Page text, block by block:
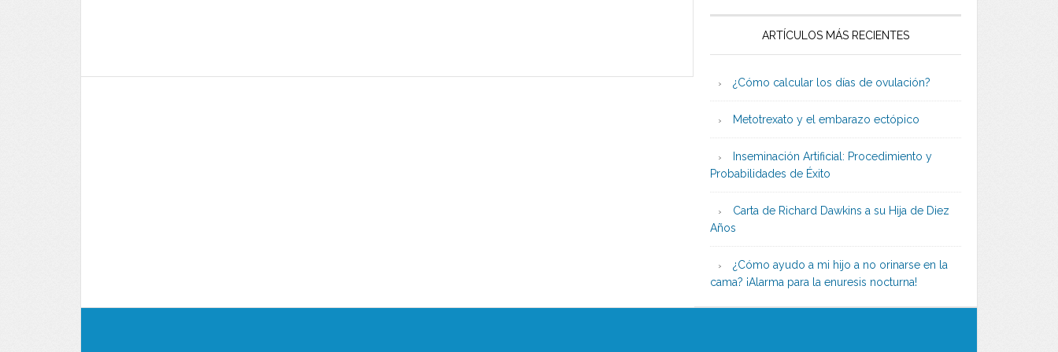
ARTÍCULOS MÁS RECIENTES
¿Cómo calcular los días de ovulación?
Metotrexato y el embarazo ectópico
Inseminación Artificial: Procedimiento y
Probabilidades de Éxito
Carta de Richard Dawkins a su Hija de Diez
Años
¿Cómo ayudo a mi hijo a no orinarse en la
cama? ¡Alarma para la enuresis nocturna!